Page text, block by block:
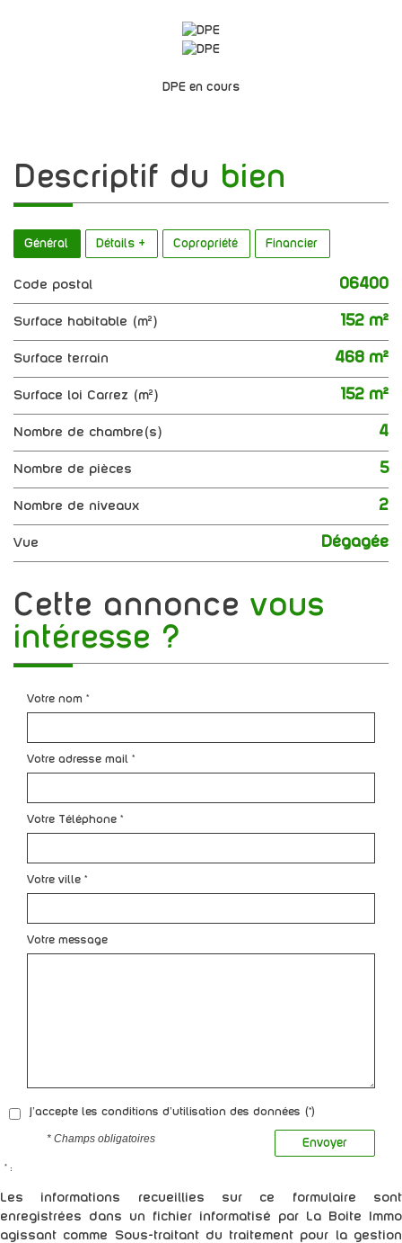
DPE en cours
descriptif du bien
Général Détails + Copropriété Financier
Code postal 06400
Surface habitable (m²) 152 m²
surface terrain 468 m²
Surface loi Carrez (m²) 152 m²
Nombre de chambre(s) 4
Nombre de pièces 5
Nombre de niveaux 2
Vue Dégagée
cette annonce vous
intéresse ?
Votre nom *
Votre adresse mail *
Votre Téléphone *
Votre ville *
Votre message
J'accepte les conditions d'utilisation des données (*)
Envoyer
* Champs obligatoires
* :
Les informations recueillies sur ce formulaire sont
enregistrées dans un fichier informatisé par La Boite Immo
agissant comme Sous-traitant du traitement pour la gestion